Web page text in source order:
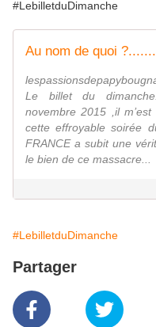
#LebilletduDimanche
Le billet du
novembre 2015 ,il
cette effroyable soirée
FRANCE a subit une
le bien de ce massacre...
#LebilletduDimanche
Partager